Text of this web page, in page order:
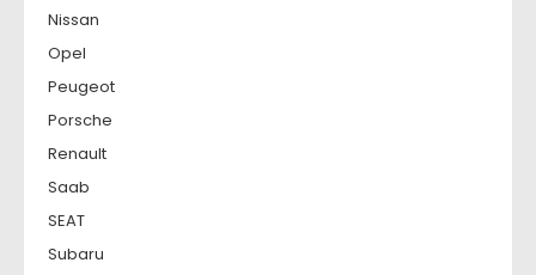
Nissan
Opel
Peugeot
Porsche
Renault
Saab
SEAT
Subaru